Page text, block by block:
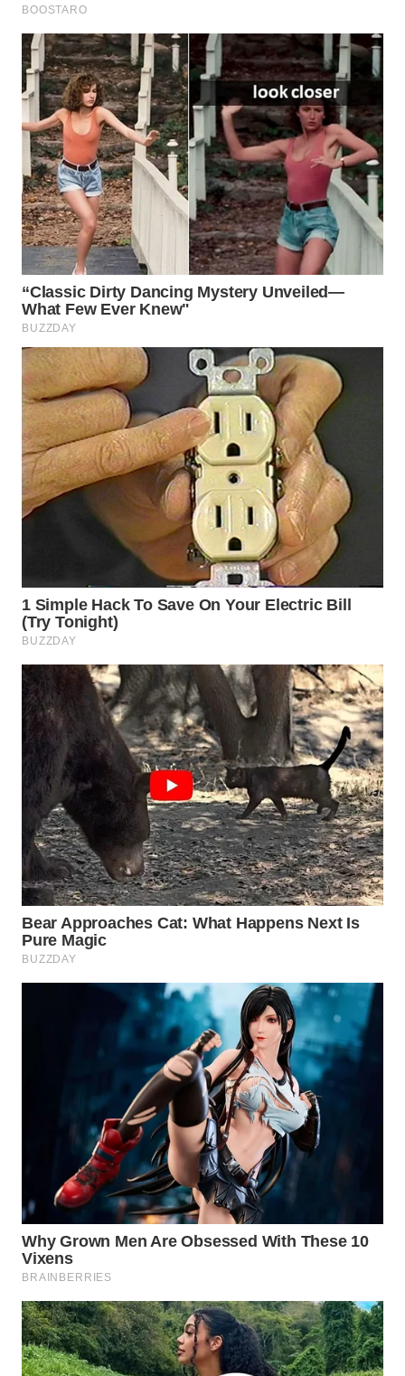
WN
PAKPAK
WN
KARAWANG
WN
BEKASI
WN
BOGOR
WN
DEPOK
WN
TAPANULI
UTARA
SAMOSIR
WN
WN
SUMEDANG
CIANJUR
WN
KEPULAUAN
SERIBU
WN
TANGERANG
WN
BINJAI
WN
CIREBON
MAJALENGKA
WN
SUBANG
WN
WN
PURWAKARTA